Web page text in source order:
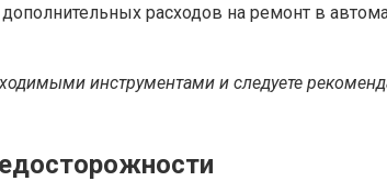
расходов на ремонт в
инструментами и следуете